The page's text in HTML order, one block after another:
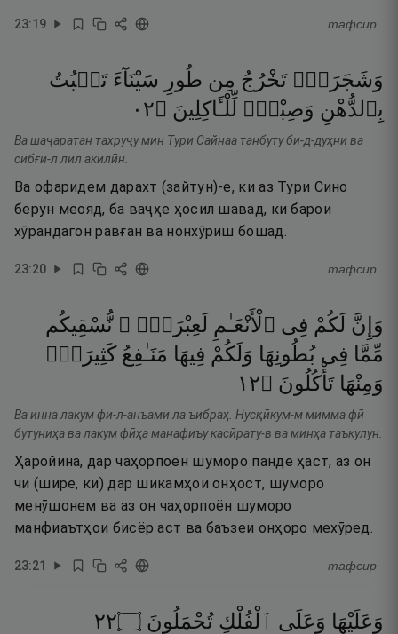
23:19 тафсир
وَشَجَرَةًۭ تَخْرُجُ مِن طُورِ سَيْنَآءَ تَنۢبُتُ
بِٱلدُّهْنِ وَصِبْغٍۢ لِّلْـَٔاكِلِينَ ۝٢٠
Ва шаҷаратан тахруҷу мин Тури Сайнаа танбуту би-д-дуҳни ва
сибғи-л лил акилӣн.
Ва офаридем дарахт (зайтун)-е, ки аз Тури Сино
берун меояд, ба ваҷҳе ҳосил шавад, ки барои
хӯрандагон равған ва нонхӯриш бошад.
23:20 тафсир
وَإِنَّ لَكُمْ فِى ٱلْأَنْعَـٰمِ لَعِبْرَةًۭ ۖ نُّسْقِيكُم
مِّمَّا فِى بُطُونِهَا وَلَكُمْ فِيهَا مَنَـٰفِعُ كَثِيرَةٌۭ
وَمِنْهَا تَأْكُلُونَ ۝٢١
Ва инна лакум фи-л-анъами ла ъибраҳ. Нусқӣкум-м мимма фӣ
бутуниҳа ва лакум фӣҳа манафиъу касӣрату-в ва минҳа таъкулун.
Ҳаройина, дар чаҳорпоён шуморо панде ҳаст, аз он
чи (шире, ки) дар шикамҳои онҳост, шуморо
менӯшонем ва аз он чаҳорпоён шуморо
манфиаътҳои бисёр аст ва баъзеи онҳоро мехӯред.
23:21 тафсир
وَعَلَيْهَا وَعَلَى ٱلْفُلْكِ تُحْمَلُونَ ۝٢٢